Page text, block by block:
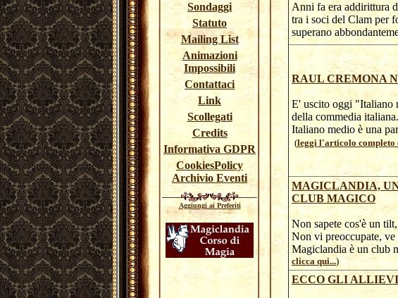
Sondaggi
Statuto
Mailing List
Animazioni
Impossibili
Contattaci
Link
Scollegati
Credits
Informativa GDPR
CookiesPolicy
Archivio Eventi
Aggiungi ai Preferiti
Anni fa era addirittura
tra i soci del Clam per
superano
RAUL CREMONA
E' uscito oggi "Italiano
della commedia italiana.
Italiano medio è una
(leggi l'articolo completo
MAGICLANDIA,
CLUB MAGICO
Non sapete cos'è un
Non vi preoccupate,
Magiclandia è un club
clicca qui...)
ECCO GLI